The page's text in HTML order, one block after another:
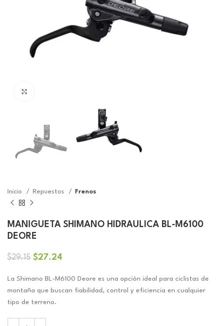
Inicio Repuestos Frenos
MANIGUETA SHIMANO HIDRAULICA BL-M6100
DEORE
$29.15 El
original
era:
$29.15.
$27.24
actual
es:
La Shimano BL-M6100 Deore es una opción ideal para ciclistas de
montaña que buscan fiabilidad, control y eficiencia en cualquier
tipo de terreno.